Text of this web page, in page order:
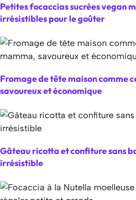
Petites focaccias sucrées vegan
irrésistibles pour le goûter
Fromage de tête maison comme
savoureux et économique
Gâteau ricotta et confiture sans
irrésistible